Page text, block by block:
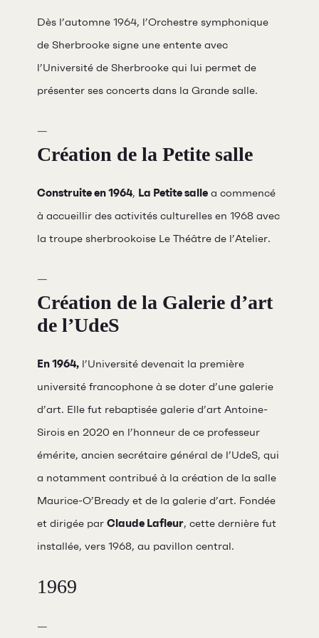
Dès l’automne 1964, l’Orchestre symphonique
de Sherbrooke signe une entente avec
l’Université de Sherbrooke qui lui permet de
présenter ses concerts dans la Grande salle.
Création de la Petite salle
Construite en 1964, La Petite salle a commencé
à accueillir des activités culturelles en 1968 avec
la troupe sherbrookoise Le Théâtre de l’Atelier.
Création de la Galerie d’art
de l’UdeS
En 1964, l’Université devenait la première
université francophone à se doter d’une galerie
d’art. Elle fut rebaptisée galerie d’art Antoine-
Sirois en 2020 en l’honneur de ce professeur
émérite, ancien secrétaire général de l’UdeS, qui
a notamment contribué à la création de la salle
Maurice-O’Bready et de la galerie d’art. Fondée
et dirigée par Claude Lafleur, cette dernière fut
installée, vers 1968, au pavillon central.
1969